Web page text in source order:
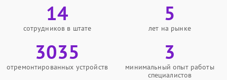
14
сотрудников в штате
5
лет на рынке
3035
отремонтированных устройств
3
минимальный опыт работы
специалистов